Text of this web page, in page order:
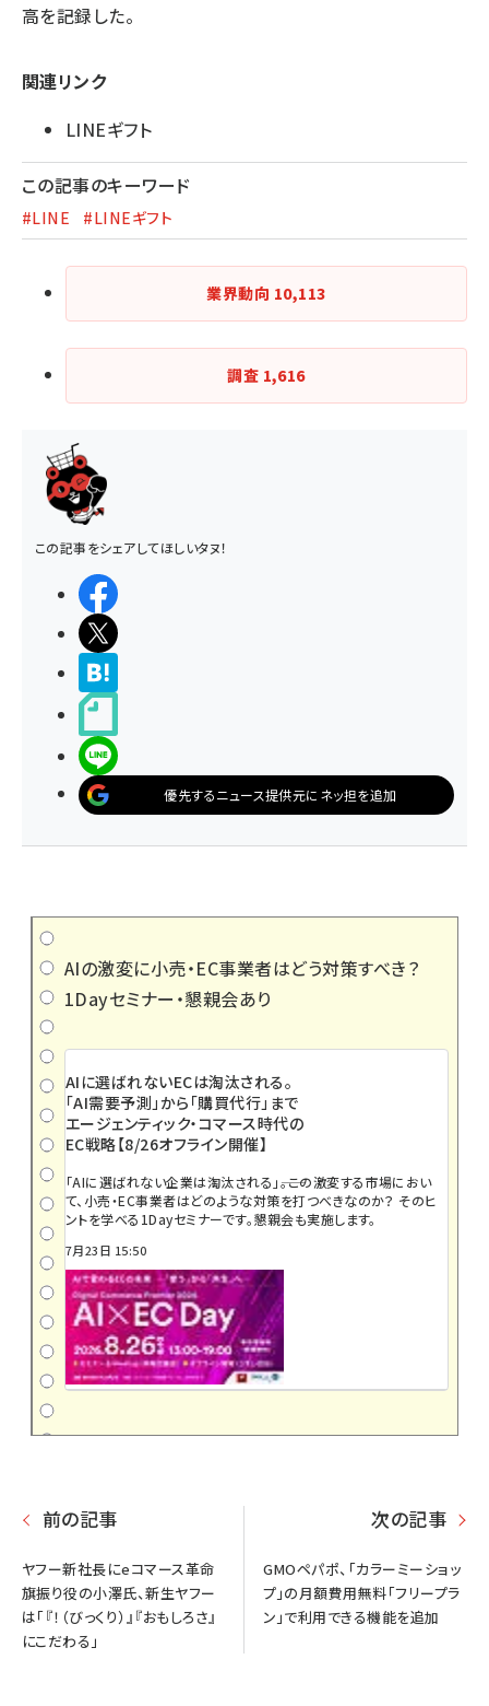
高を記録した。
関連リンク
LINEギフト
この記事のキーワード
#LINE #LINEギフト
業界動向 10,113
調査 1,616
この記事をシェアしてほしいタヌ！
優先するニュース提供元にネッ担を追加
AIの激変に小売・EC事業者はどう対策すべき？
1Dayセミナー・懇親会あり
AIに選ばれないECは淘汰される。
「AI需要予測」から「購買代行」まで
エージェンティック・コマース時代の
EC戦略【8/26オフライン開催】
「AIに選ばれない企業は淘汰される」――。この激変する市場におい
て、小売・EC事業者はどのような対策を打つべきなのか？ そのヒ
ントを学べる1Dayセミナーです。懇親会も実施します。
7月23日 15:50
前の記事
ヤフー新社長にeコマース革命
旗振り役の小澤氏、新生ヤフー
は「『！（びっくり）』『おもしろさ』
にこだわる」
次の記事
GMOペパポ、「カラーミーショッ
プ」の月額費用無料「フリープラ
ン」で利用できる機能を追加